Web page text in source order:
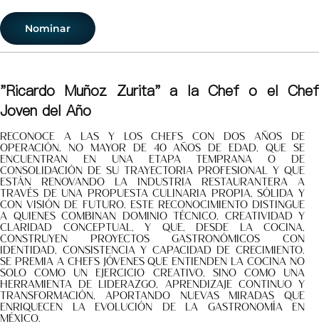
Nominar
"Ricardo Muñoz Zurita" a la Chef o el Chef
Joven del Año
Reconoce a las y los chefs con dos años de
operación, no mayor de 40 años de edad, que se
encuentran en una etapa temprana o de
consolidación de su trayectoria profesional y que
están renovando la industria restaurantera a
través de una propuesta culinaria propia, sólida y
con visión de futuro. Este reconocimiento distingue
a quienes combinan dominio técnico, creatividad y
claridad conceptual, y que, desde la cocina,
construyen proyectos gastronómicos con
identidad, consistencia y capacidad de crecimiento.
Se premia a chefs jóvenes que entienden la cocina no
solo como un ejercicio creativo, sino como una
herramienta de liderazgo, aprendizaje continuo y
transformación, aportando nuevas miradas que
enriquecen la evolución de la gastronomía en
México.